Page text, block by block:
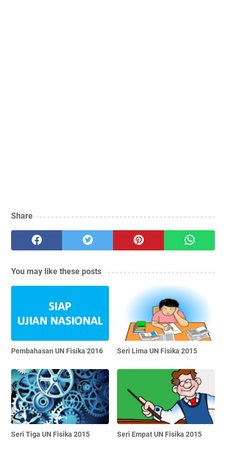
Share
You may like these posts
Pembahasan UN Fisika 2016 Seri Lima UN Fisika 2015
Seri Tiga UN Fisika 2015 Seri Empat UN Fisika 2015